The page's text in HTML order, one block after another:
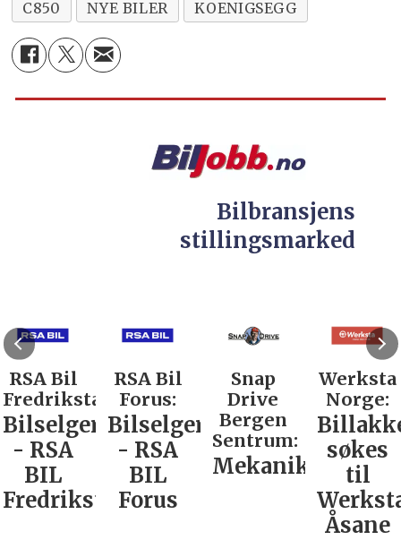
C850 NYE BILER KOENIGSEGG
Bilbransjens
stillingsmarked
RSA Bil
Fredrikstad:
Bilselger
- RSA
BIL
Fredrikstad
RSA Bil
Forus:
Bilselger
- RSA
BIL
Forus
Snap
Drive
Bergen
Sentrum:
Mekaniker
Werksta
Norge:
søkes
til
Åsane